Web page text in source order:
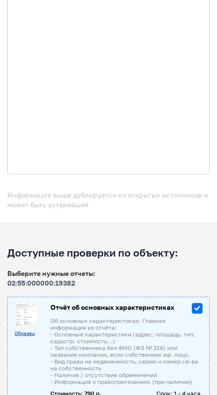
Информация выше дублируется из открытых источников и
может быть устаревшей
Доступные проверки по объекту:
Выберите нужные отчеты:
02:55:000000:19382
Образец
Отчёт об основных характеристиках
Об основных характеристиках: Главная
информация из отчёта:
- Основные характеристики (адрес, площадь, тип,
кадастр. стоимость...)
- Тип собственника без ФИО (ФЗ № 218) или
название компании, если собственник юр. лицо.
- Вид права на недвижимость, серию и номер св-ва
на собственность
- Наличие / отсутствие обременений
- Информация о правопритязаниях (при наличии)
Стоимость: 790 р.
Срок: 1 - 4 часа.